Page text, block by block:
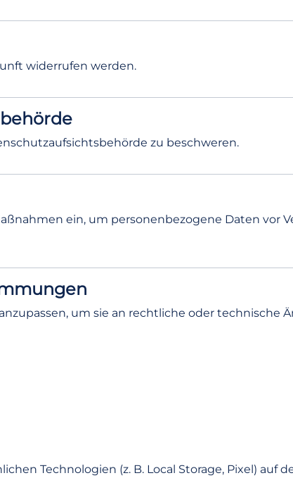
widerrufen werden.
zu beschweren.
ein, um personenbezogene Daten vor
um sie an rechtliche oder technische
Technologien (z. B. Local Storage, Pixel) auf